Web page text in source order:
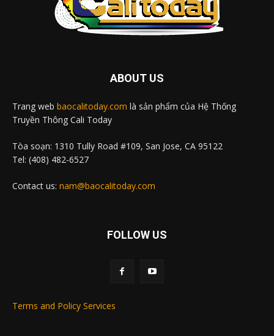
ABOUT US
Trang web baocalitoday.com là sản phẩm của Hệ Thống
Truyền Thông Cali Today
Tòa soạn: 1310 Tully Road #109, San Jose, CA 95122
Tel: (408) 482-6527
Contact us: nam@baocalitoday.com
FOLLOW US
Terms and Policy Services